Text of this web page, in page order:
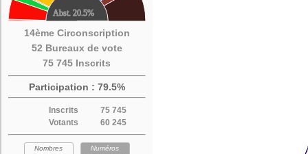
14ème Circonscription
52 Bureaux de vote
75 745 Inscrits
Participation : 79.5%
Inscrits
75 745
Votants
60 245
Nombres
Numéros